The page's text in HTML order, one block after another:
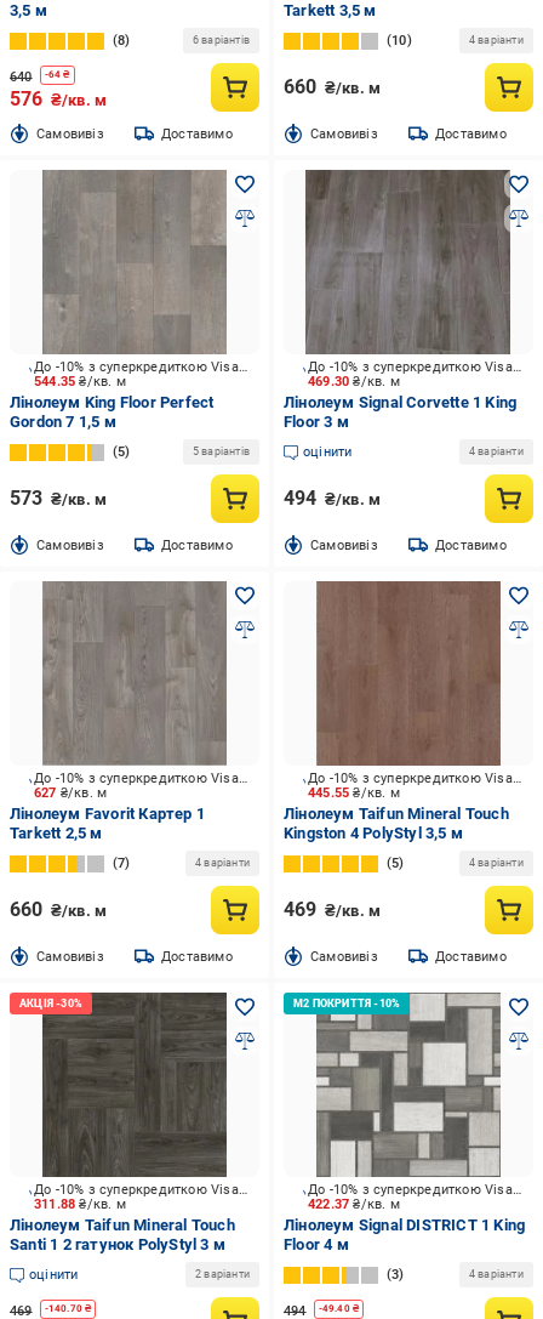
3,5 м
8 6 варіантів
640 -64 ₴
576 ₴/кв. м
Cамовивіз Доставимо
Tarkett 3,5 м
10 4 варіанти
660 ₴/кв. м
Cамовивіз Доставимо
544.35₴/кв. м
До -10% з суперкредиткою Visa Вигода
Лінолеум King Floor Perfect
Gordon 7 1,5 м
5 5 варіантів
573 ₴/кв. м
Cамовивіз Доставимо
469.30₴/кв. м
До -10% з суперкредиткою Visa Вигода
Лінолеум Signal Corvette 1 King
Floor 3 м
оцінити 4 варіанти
494 ₴/кв. м
Cамовивіз Доставимо
627 ₴/кв. м
До -10% з суперкредиткою Visa Вигода
Лінолеум Favorit Картер 1
Tarkett 2,5 м
7 4 варіанти
660 ₴/кв. м
Cамовивіз Доставимо
445.55₴/кв. м
До -10% з суперкредиткою Visa Вигода
Лінолеум Taifun Mineral Touch
Kingston 4 PolyStyl 3,5 м
5 4 варіанти
469 ₴/кв. м
Cамовивіз Доставимо
311.88₴/кв. м
До -10% з суперкредиткою Visa Вигода
Лінолеум Taifun Mineral Touch
Santi 1 2 гатунок PolyStyl 3 м
оцінити 2 варіанти
469 -140.70 ₴
422.37₴/кв. м
До -10% з суперкредиткою Visa Вигода
Лінолеум Signal DISTRICT 1 King
Floor 4 м
3 4 варіанти
494 -49.40₴